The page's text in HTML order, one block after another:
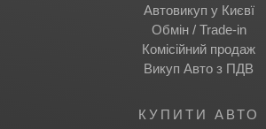
Автовикуп у Києвї
Обмін / Trade-in
Комісійний продаж
Викуп Авто з ПДВ
КУПИТИ АВТО